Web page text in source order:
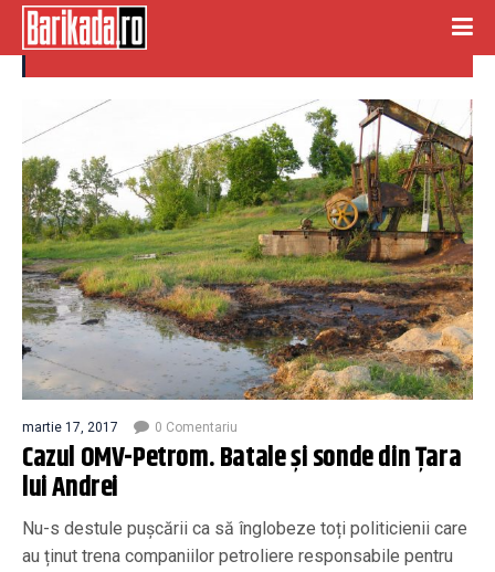
tara lui andrei
martie 17, 2017 0 Comentariu
Cazul OMV-Petrom. Batale și sonde din Țara
lui Andrei
Nu-s destule pușcării ca să înglobeze toți politicienii care
au ținut trena companiilor petroliere responsabile pentru